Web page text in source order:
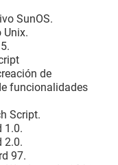
SunOS.
Unix.
de
funcionalidades
Script.
1.0.
2.0.
97.